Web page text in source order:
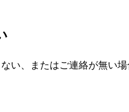
い、またはご連絡が無い